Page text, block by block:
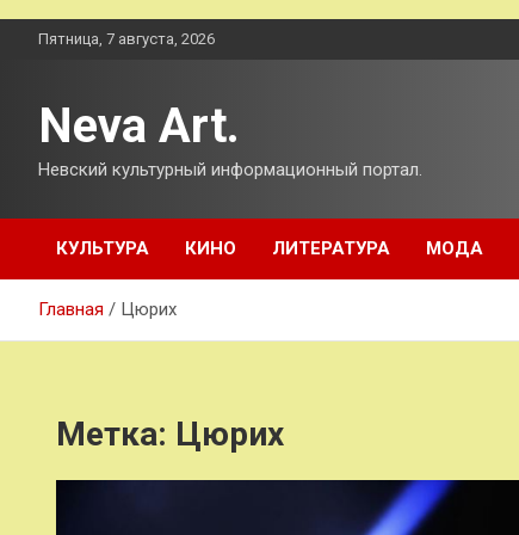
ПерейтиПятница, 7 августа, 2026
Neva Art.
Невский культурный информационный портал.
КУЛЬТУРА КИНО ЛИТЕРАТУРА МОДА
Главная Цюрих
Метка: Цюрих